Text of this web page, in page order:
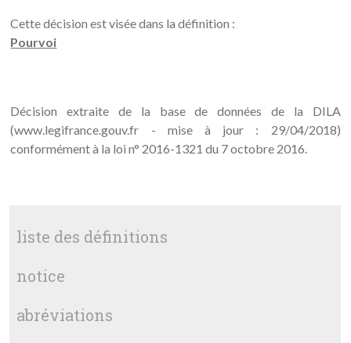
Cette décision est visée dans la définition :
Pourvoi
Décision extraite de la base de données de la DILA
(www.legifrance.gouv.fr - mise à jour : 29/04/2018)
conformément à la loi n° 2016-1321 du 7 octobre 2016.
liste des définitions
notice
abréviations